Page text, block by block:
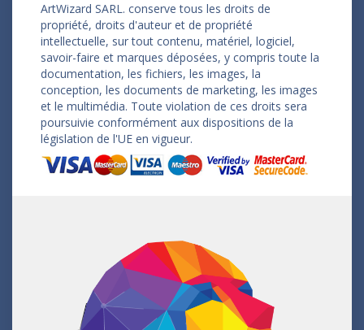
ArtWizard SARL. conserve tous les droits de
propriété, droits d'auteur et de propriété
intellectuelle, sur tout contenu, matériel, logiciel,
savoir-faire et marques déposées, y compris toute la
documentation, les fichiers, les images, la
conception, les documents de marketing, les images
et le multimédia. Toute violation de ces droits sera
poursuivie conformément aux dispositions de la
législation de l'UE en vigueur.